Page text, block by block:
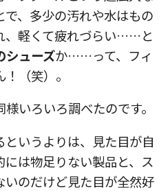
、多少の汚れや水はもの
、軽くて疲れづらい……と
シューズか……って、フィ
（笑）。
いろいろ調べたのです。
いうよりは、見た目が自
は物足りない製品と、ス
のだけど見た目が全然好